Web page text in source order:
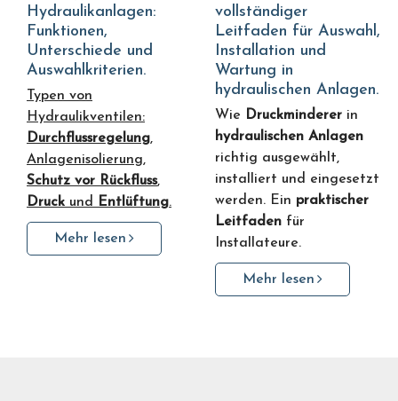
Hydraulikanlagen:
Funktionen,
Unterschiede und
Auswahlkriterien.
Typen von
Hydraulikventilen:
Durchflussregelung,
Anlagenisolierung,
Schutz vor Rückfluss,
Druck und Entlüftung.
Mehr lesen
vollständiger
Leitfaden für Auswahl,
Installation und
Wartung in
hydraulischen Anlagen.
Wie Druckminderer in
hydraulischen Anlagen
richtig ausgewählt,
installiert und eingesetzt
werden. Ein praktischer
Leitfaden für
Installateure.
Mehr lesen